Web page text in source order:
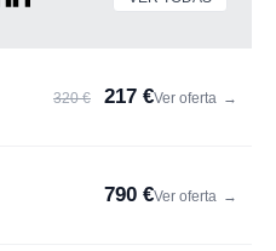
320 € 217 €Ver oferta →
790 €Ver oferta →